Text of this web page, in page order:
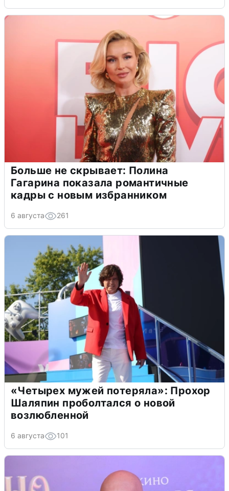
Больше не скрывает: Полина
Гагарина показала романтичные
кадры с новым избранником
6 августа 261
«Четырех мужей потеряла»: Прохор
Шаляпин проболтался о новой
возлюбленной
6 августа 101